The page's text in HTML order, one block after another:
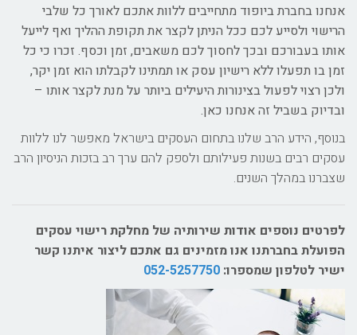
אנחנו בחברת ביופוד מתחייבים ללוות אתכם לאורך כל שלבי
הרישוי ולסייע לכם ככל הניתן לקצר את תקופת ההליך ואף לייעל
אותו בעבורכם ובכך לחסוך לכם משאבים, זמן וכסף. זכרו כי כל
זמן בו תפעלו ללא רישיון עסק או תמתינו לקבלתו הוא זמן יקר,
ולכן רצוי לפעול בצינורות היעילים ביותר על מנת לקצר אותו –
ובדיוק בשביל זה אנחנו כאן.
בנוסף, הידע הרב שלנו בתחום העסקים בישראל מאפשר לנו ללוות
עסקים רבים בשנות פעילותם ולספק להם ערך רב בזכות הניסיון הרב
שצברנו במהלך השנים.
לפרטים נוספים אודות שירותיה של מחלקת רישוי עסקים
הפועלת בחברתנו אנו מזמינים גם אתכם ליצור איתנו קשר
ישיר לטלפון שמספרו: 052-5257750